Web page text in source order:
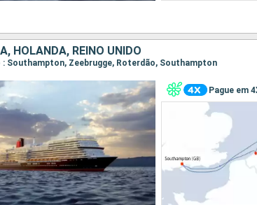
HOLANDA, REINO UNIDO
: Southampton, Zeebrugge, Roterdão, Southampton
Pague em